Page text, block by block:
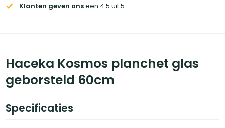
Klanten geven onseen 4.5 uit 5
Haceka Kosmos planchet glas
geborsteld 60cm
Specificaties